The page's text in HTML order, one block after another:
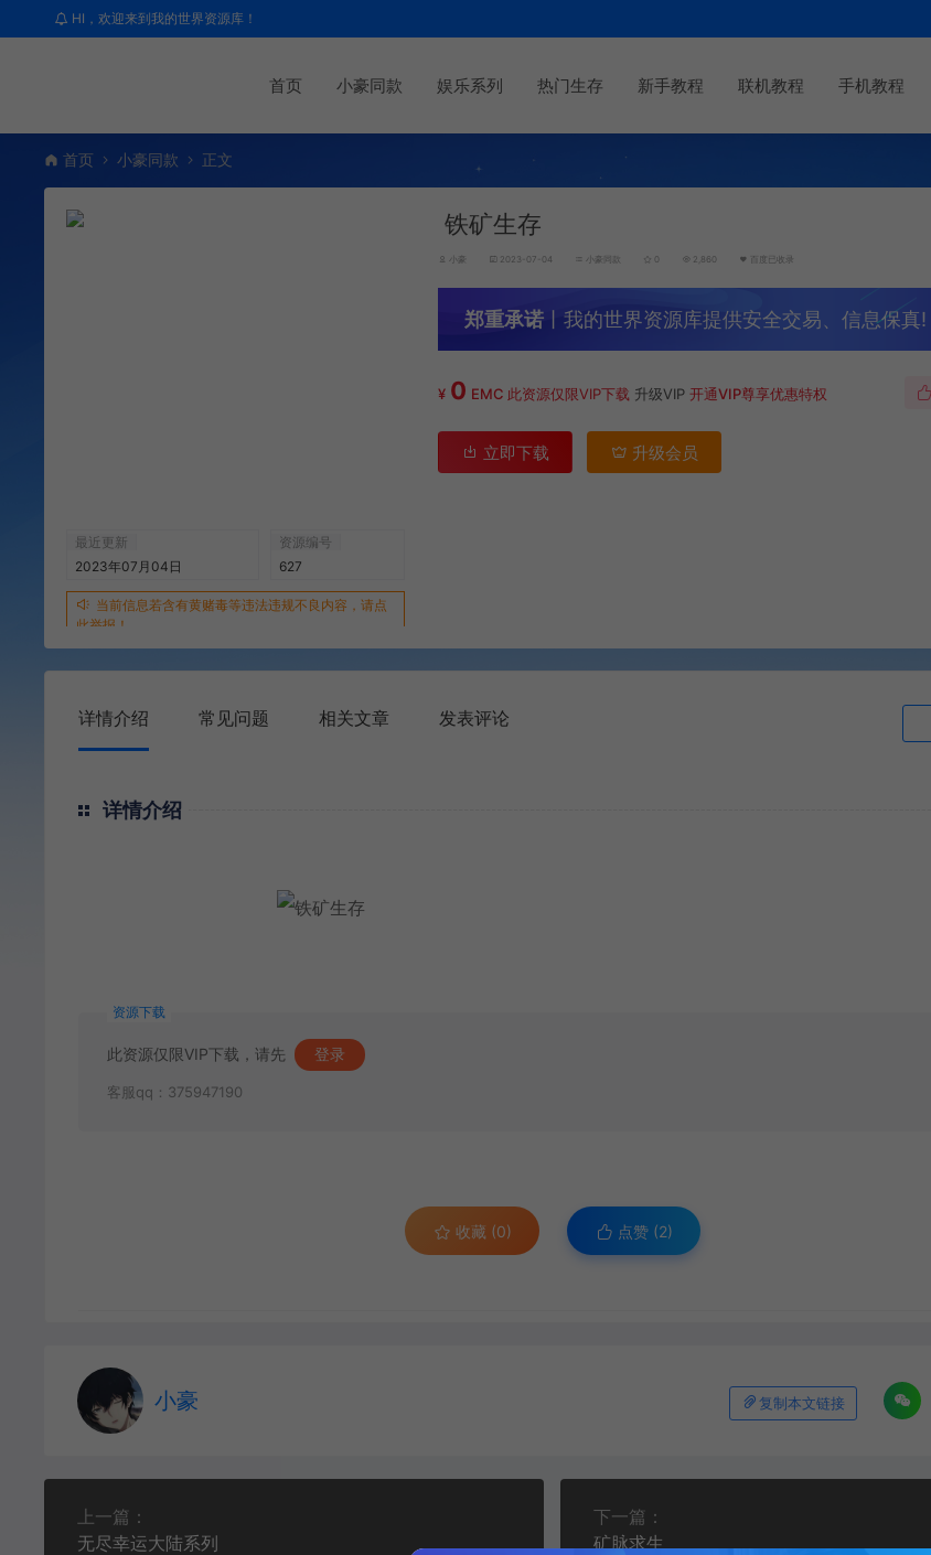
HI，欢迎来到我的世界资源库！
首页 小豪同款 娱乐系列 热门生存 新手教程 联机教程 手机教程
首页 小豪同款 正文
最近更新
2023年07月04日
资源编号
627
当前信息若含有黄赌毒等违法违规不良内容，请点
此举报！
铁矿生存
小豪 2023-07-04 小豪同款 0 2,860 百度已收录
郑重承诺 丨我的世界资源库提供安全交易、信息保真!
¥ 0 EMC 此资源仅限VIP下载 升级VIP 开通VIP尊享优惠特权
立即下载 升级会员
详情介绍 常见问题 相关文章 发表评论
详情介绍
资源下载
此资源仅限VIP下载，请先 登录
客服qq：375947190
收藏 (0) 点赞 (2)
小豪 复制本文链接
上一篇：
无尽幸运大陆系列
下一篇：
矿脉求生